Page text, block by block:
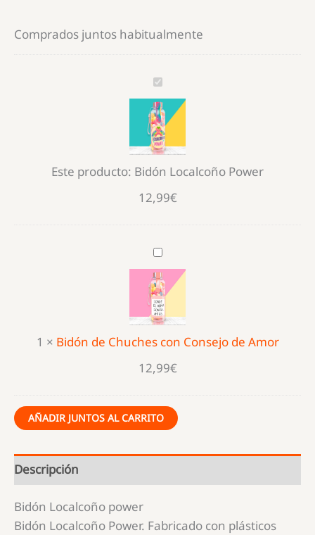
Comprados juntos habitualmente
Bidón
Localcoño
Power
Este producto: Bidón Localcoño Power
12,99€
Bidón
de
Chuches
con
Consejo
de
Amor
1 × Bidón de Chuches con Consejo de Amor
12,99€
AÑADIR JUNTOS AL CARRITO
Descripción
Bidón Localcoño power
Bidón Localcoño Power. Fabricado con plásticos